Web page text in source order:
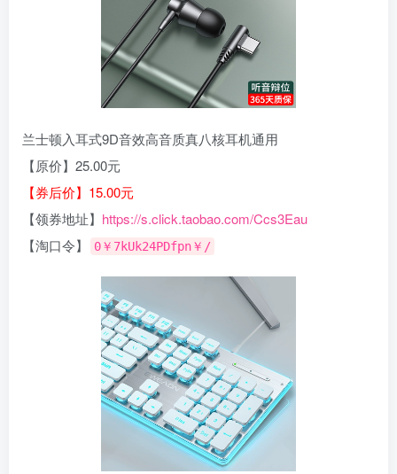
兰士顿入耳式9D音效高音质真八核耳机通用
【原价】25.00元
【券后价】15.00元
【领券地址】 https://s.click.taobao.com/Ccs3Eau
【淘口令】
0￥7kUk24PDfpn￥/